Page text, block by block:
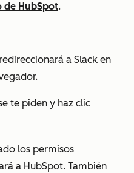
de HubSpot.
a Slack en
te piden y haz clic
los permisos
a HubSpot. También